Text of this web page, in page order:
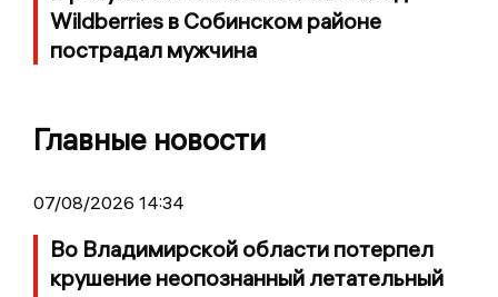
Wildberries в Собинском районе
пострадал мужчина
Главные новости
07/08/2026 14:34
Во Владимирской области потерпел
крушение неопознанный летательный